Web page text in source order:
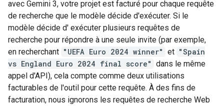
avec Gemini 3, votre projet est facturé pour chaque requête
de recherche que le modèle décide d'exécuter. Si le
modèle décide d' exécuter plusieurs requêtes de
recherche pour répondre à une seule invite (par exemple,
en recherchant "UEFA Euro 2024 winner" et "Spain
vs England Euro 2024 final score" dans le même
appel d'API), cela compte comme deux utilisations
facturables de l'outil pour cette requête. À des fins de
facturation, nous ignorons les requêtes de recherche Web